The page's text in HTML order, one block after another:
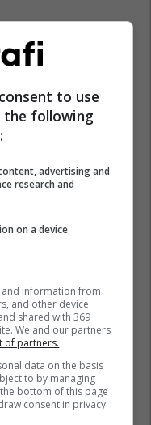
to use
following
advertising and
research and
on a device
information from
and other device
shared with 369
We and our partners
of partners.
data on the basis
to by managing
bottom of this page
consent in privacy